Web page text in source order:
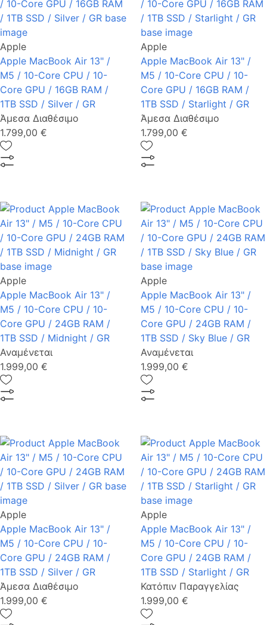
Apple
Apple MacBook Air 13" /
M5 / 10-Core CPU / 10-
Core GPU / 16GB RAM /
1TB SSD / Silver / GR
Άμεσα Διαθέσιμο
1.799,00 €
Apple
Apple MacBook Air 13" /
M5 / 10-Core CPU / 10-
Core GPU / 16GB RAM /
1TB SSD / Starlight / GR
Άμεσα Διαθέσιμο
1.799,00 €
Apple
Apple MacBook Air 13" /
M5 / 10-Core CPU / 10-
Core GPU / 24GB RAM /
1TB SSD / Midnight / GR
Αναμένεται
1.999,00 €
Apple
Apple MacBook Air 13" /
M5 / 10-Core CPU / 10-
Core GPU / 24GB RAM /
1TB SSD / Sky Blue / GR
Αναμένεται
1.999,00 €
Apple
Apple MacBook Air 13" /
M5 / 10-Core CPU / 10-
Core GPU / 24GB RAM /
1TB SSD / Silver / GR
Άμεσα Διαθέσιμο
1.999,00 €
Apple
Apple MacBook Air 13" /
M5 / 10-Core CPU / 10-
Core GPU / 24GB RAM /
1TB SSD / Starlight / GR
Κατόπιν Παραγγελίας
1.999,00 €